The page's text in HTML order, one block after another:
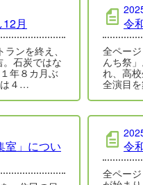
月
ンを終え、
石炭ではな
年８カ月ぶ
は４…
令
全ペー
んち祭
れ、高
全演目
室」につい
令
全ペー